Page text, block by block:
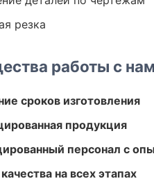
резка
работы с
сроков изготовления
продукция
персонал с
на всех этапах